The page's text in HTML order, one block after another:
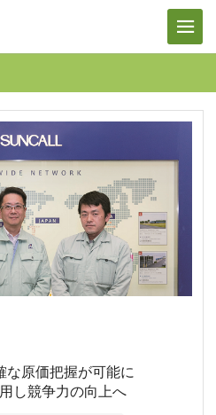
な原価把握が可能に
し競争力の向上へ